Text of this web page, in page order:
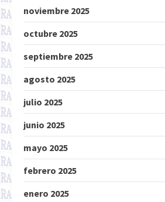
noviembre 2025
octubre 2025
septiembre 2025
agosto 2025
julio 2025
junio 2025
mayo 2025
febrero 2025
enero 2025